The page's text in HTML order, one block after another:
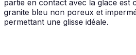
partie en contact avec la glace est
granite bleu non poreux et
permettant une glisse idéale.